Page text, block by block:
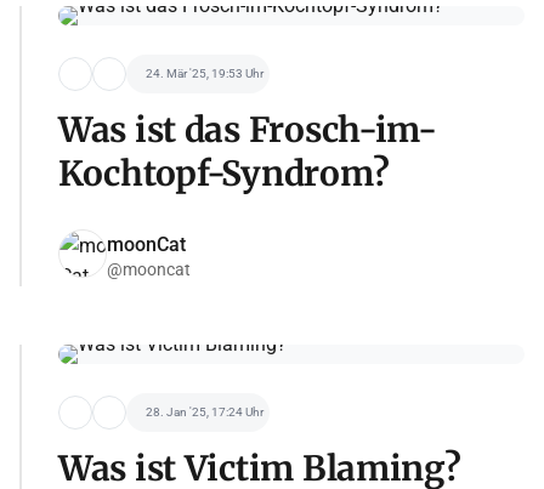
24. Mär '25, 19:53 Uhr
Was ist das Frosch-im-
Kochtopf-Syndrom?
moonCat
@mooncat
28. Jan '25, 17:24 Uhr
Was ist Victim Blaming?